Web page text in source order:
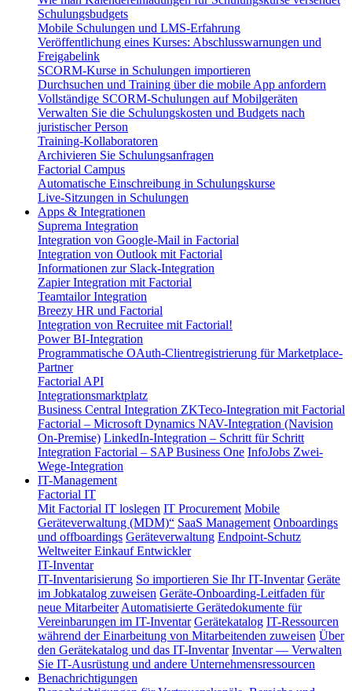
Schulungsbudgets
Mobile Schulungen und LMS-Erfahrung
Veröffentlichung eines Kurses: Abschlusswarnungen und
Freigabelink
SCORM-Kurse in Schulungen importieren
Durchsuchen und Training über die mobile App anfordern
Vollständige SCORM-Schulungen auf Mobilgeräten
Verwalten Sie die Schulungskosten und Budgets nach
juristischer Person
Training-Kollaboratoren
Archivieren Sie Schulungsanfragen
Factorial Campus
Automatische Einschreibung in Schulungskurse
Live-Sitzungen in Schulungen
Apps & Integrationen
Suprema Integration
Integration von Google-Mail in Factorial
Integration von Outlook mit Factorial
Informationen zur Slack-Integration
Zapier Integration mit Factorial
Teamtailor Integration
Breezy HR und Factorial
Integration von Recruitee mit Factorial!
Power BI-Integration
Programmatische OAuth-Clientregistrierung für Marketplace-
Partner
Factorial API
Integrationsmarktplatz
Business Central Integration ZKTeco-Integration mit Factorial
Factorial – Microsoft Dynamics NAV-Integration (Navision
On-Premise) LinkedIn-Integration – Schritt für Schritt
Integration Factorial – SAP Business One InfoJobs Zwei-
Wege-Integration
IT-Management
Factorial IT
Mit Factorial IT loslegen IT Procurement Mobile
Geräteverwaltung (MDM)“ SaaS Management Onboardings
und offboardings Geräteverwaltung Endpoint-Schutz
Weltweiter EinkaufEntwickler
IT-Inventar
IT-Inventarisierung So importieren Sie Ihr IT-Inventar Geräte
im Jobkatalog zuweisen Geräte-Onboarding-Leitfaden für
neue Mitarbeiter Automatisierte Gerätedokumente für
Vereinbarungen im IT-Inventar Gerätekatalog IT-Ressourcen
während der Einarbeitung von Mitarbeitenden zuweisen Über
den Gerätekatalog und das IT-Inventar Inventar — Verwalten
Sie IT-Ausrüstung und andere Unternehmensressourcen
Benachrichtigungen